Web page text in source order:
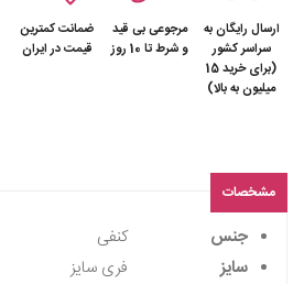
ارسال رایگان به
سراسر کشور
(برای خرید 15
میلیون به بالا)
مرجوعی بی قید
و شرط تا 10 روز
ضمانت کمترین
قیمت در ایران
مشخصات
جنس
کنفی
سایز
فری سایز